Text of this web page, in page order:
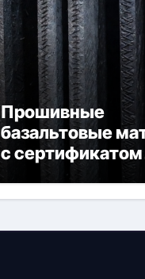
Прошивные
базальтовые
с сертификатом
негорючести